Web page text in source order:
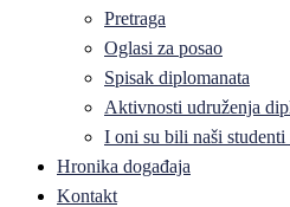
Pretraga
Oglasi za posao
Spisak diplomanata
Aktivnosti udruženja
I oni su bili naši
Hronika događaja
Kontakt